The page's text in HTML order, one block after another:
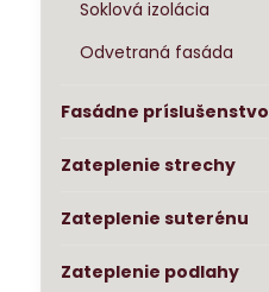
Soklová izolácia
Odvetraná fasáda
Fasádne príslušenstvo
Zateplenie strechy
Zateplenie suterénu
Zateplenie podlahy